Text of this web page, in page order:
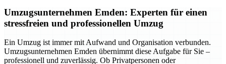
Umzugsunternehmen Emden: Experten für einen
stressfreien und professionellen Umzug
Ein Umzug ist immer mit Aufwand und Organisation verbunden.
Umzugsunternehmen Emden übernimmt diese Aufgabe für Sie –
professionell und zuverlässig. Ob Privatpersonen oder